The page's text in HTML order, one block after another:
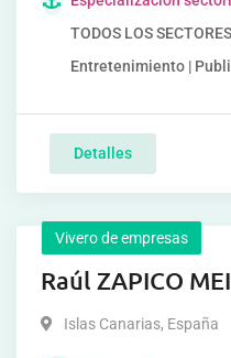
TODOS LOS
Entretenimiento |
Detalles
Vivero de empresas
Raúl ZAPICO
Islas Canarias, España